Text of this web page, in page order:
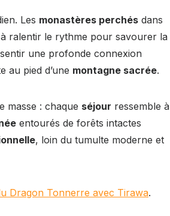
Les monastères perchés dans
à ralentir le rythme pour savourer la
une profonde connexion
au pied d’une montagne sacrée.
masse : chaque séjour ressemble à
entourés de forêts intactes
, loin du tumulte moderne et
Dragon Tonnerre avec Tirawa.